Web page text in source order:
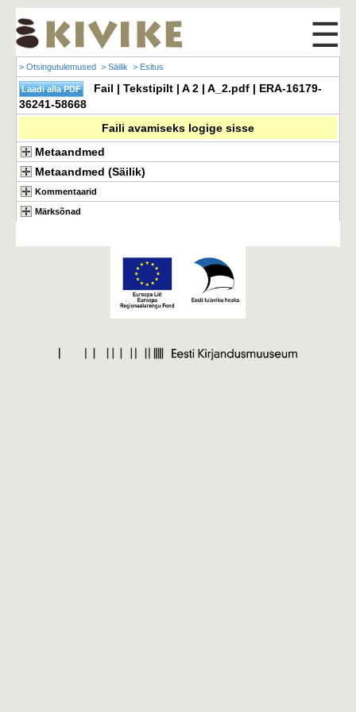
☰
> Otsingutulemused > Säilik > Esitus
Fail | Tekstipilt | A 2 | A_2.pdf | ERA-16179-
36241-58668
Faili avamiseks logige sisse
Metaandmed
Metaandmed (Säilik)
Kommentaarid
Märksõnad